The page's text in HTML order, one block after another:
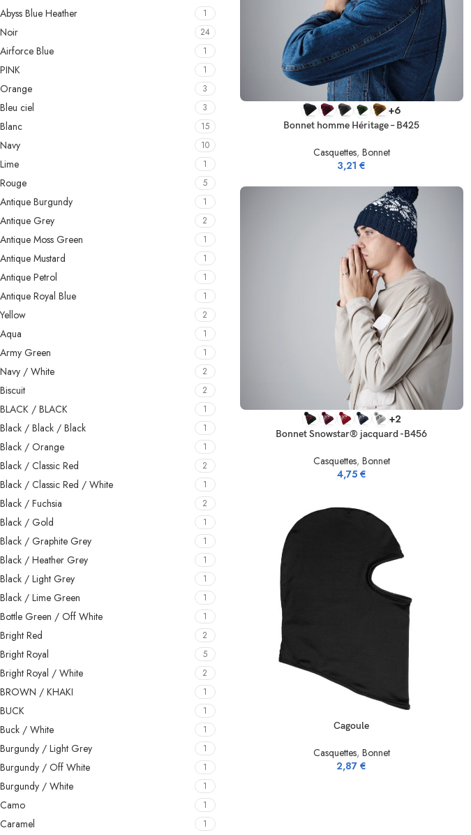
Abyss Blue Heather 1
Noir 24
Airforce Blue 1
PINK 1
Orange 3
Bleu ciel 3
Blanc 15
Navy 10
Lime 1
Rouge 5
Antique Burgundy 1
Antique Grey 2
Antique Moss Green 1
Antique Mustard 1
Antique Petrol 1
Antique Royal Blue 1
Yellow 2
Aqua 1
Army Green 1
Navy / White 2
Biscuit 2
BLACK / BLACK 1
Black / Black / Black 1
Black / Orange 1
Black / Classic Red 2
Black / Classic Red / White 1
Black / Fuchsia 2
Black / Gold 1
Black / Graphite Grey 1
Black / Heather Grey 1
Black / Light Grey 1
Black / Lime Green 1
Bottle Green / Off White 1
Bright Red 2
Bright Royal 5
Bright Royal / White 2
BROWN / KHAKI 1
BUCK 1
Buck / White 1
Burgundy / Light Grey 1
Burgundy / Off White 1
Burgundy / White 1
Camo 1
Caramel 1
CHOIX DES OPTIONS +6
Bonnet homme Héritage – B425
Casquettes, Bonnet
3,21€
CHOIX DES OPTIONS +2
Bonnet Snowstar® jacquard -B456
Casquettes, Bonnet
4,75 €
Cagoule
Casquettes, Bonnet
2,87€